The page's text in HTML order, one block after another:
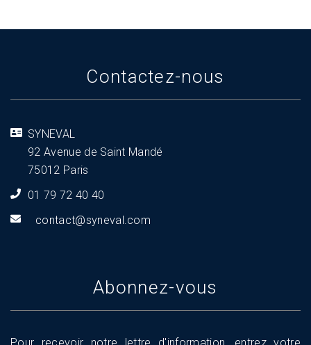
Contactez-nous
SYNEVAL
92 Avenue de Saint Mandé
75012 Paris
01 79 72 40 40
moc.l
aveny
s@tca
tnoc
Abonnez-vous
Pour recevoir notre lettre d'information, entrez votre